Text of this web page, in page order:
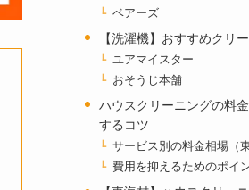
ベアーズ
【洗濯機】おすすめクリ
ユアマイスター
おそうじ本舗
ハウスクリーニングの料
するコツ
サービス別の料金相場（
費用を抑えるためのポイ